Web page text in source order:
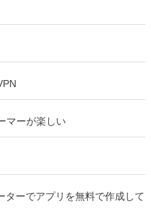
マーが楽しい
ターでアプリを無料で作成して